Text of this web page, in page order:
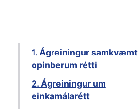
1. Ágreiningur samkvæmt
opinberum rétti
2. Ágreiningur um
einkamálarétt